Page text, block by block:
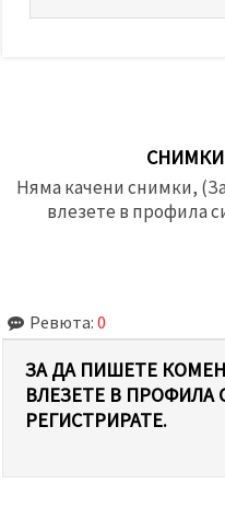
Няма качени снимки,
влезете в профила
Ревюта: 0
ЗА ДА ПИШЕТЕ
ВЛЕЗЕТЕ В ПРОФИЛА
РЕГИСТРИРАТЕ.